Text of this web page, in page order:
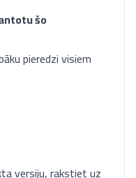
šo
pieredzi visiem
versiju, rakstiet uz